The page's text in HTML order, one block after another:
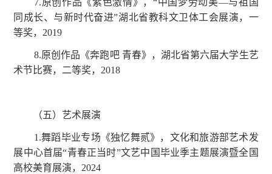
7.原创作品《紫色激情》，“中国梦劳动美—与祖国
同成长、与新时代奋进”湖北省教科文卫体工会展演，一
等奖，2019
8.原创作品《奔跑吧 青春》，湖北省第六届大学生艺
术节比赛，二等奖，2018
（五）艺术展演
1.舞蹈毕业专场《独忆舞贰》，文化和旅游部艺术发
展中心首届“青春正当时”文艺中国毕业季主题展演暨全国
高校美育展演，2024